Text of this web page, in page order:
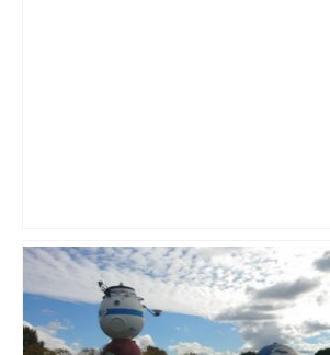
Direct. Top 14 – Montpellier – Stade
français : qui pour rejoindre l'ogre
toulousain en finale ? Suivez la
finale – Rugbyrama